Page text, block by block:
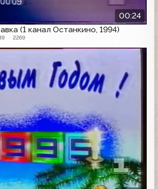
00:24
(1 канал Останкино, 1994)
2269